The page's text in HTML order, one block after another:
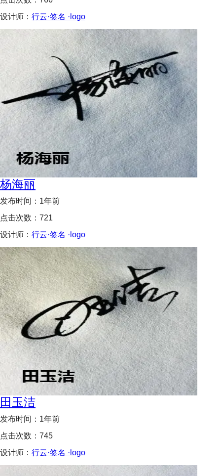
设计师： 行云·签名 ·logo
杨海丽
发布时间： 1年前
点击次数： 721
设计师： 行云·签名 ·logo
田玉洁
发布时间： 1年前
点击次数： 745
设计师： 行云·签名 ·logo